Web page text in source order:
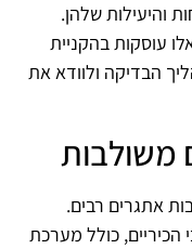
והיעילות שלהן.
עוסקות בהקניית
הבדיקה ולוודא את
משולבות
אתגרים רבים.
הכיריים, כולל מערכת